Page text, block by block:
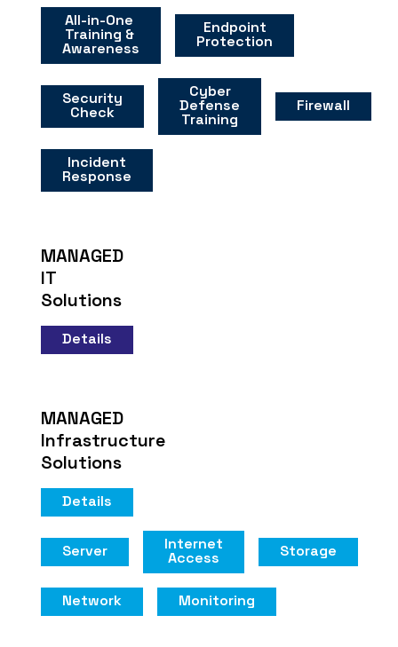
All-in-One
Training &
Awareness
Endpoint
Protection
Security
Check
Cyber
Defense
Training
Firewall
Incident
Response
MANAGED
IT
Solutions
Details
MANAGED
Infrastructure
Solutions
Details
Server Internet
Access Storage
Network Monitoring